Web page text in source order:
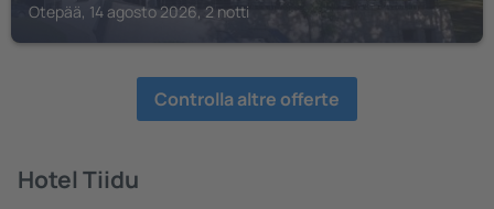
Otepää, 14 agosto 2026, 2 notti
Controlla altre offerte
Hotel Tiidu